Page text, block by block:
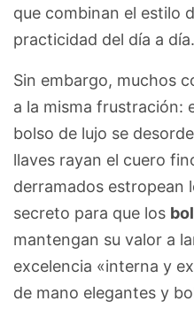
que combinan el estilo
practicidad del día a día.
Sin embargo, muchos
a la misma frustración:
bolso de lujo se
llaves rayan el cuero
derramados estropean
secreto para que los
mantengan su valor a
excelencia «interna y
de mano elegantes y